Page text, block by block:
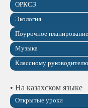
ОРКСЭ
Экология
Поурочное планирование
Музыка
Классному руководителю
• На казахском языке
Открытые уроки